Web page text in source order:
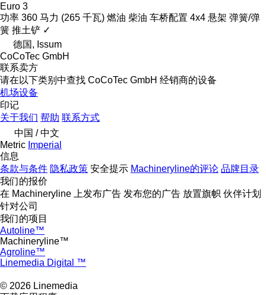
Euro 3
功率 360 马力 (265 千瓦) 燃油 柴油 车桥配置 4x4 悬架 弹簧/弹
簧 推土铲 ✓
德国, Issum
CoCoTec GmbH
联系卖方
请在以下类别中查找 CoCoTec GmbH 经销商的设备
机场设备
印记
关于我们 帮助 联系方式
中国 / 中文
Metric Imperial
信息
条款与条件 隐私政策 安全提示 Machineryline的评论 品牌目录
我们的报价
在 Machineryline 上发布广告 发布您的广告 放置旗帜 伙伴计划
针对公司
我们的项目
Autoline™
Machineryline™
Agroline™
Linemedia Digital ™
© 2026 Linemedia